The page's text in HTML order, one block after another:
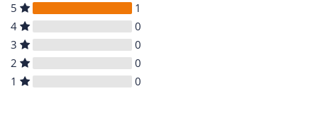
5
1
4
0
3
0
2
0
1
0